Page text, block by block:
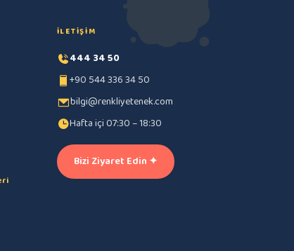
İLETIŞIM
444 34 50
+90 544 336 34 50
bilgi@renkliyetenek.com
Hafta içi 07:30 – 18:30
Bizi Ziyaret Edin ✦